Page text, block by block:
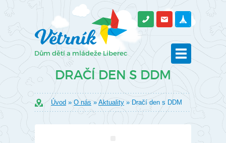
DRAČÍ DEN S DDM
Úvod » O nás» Aktuality » Dračí den s DDM